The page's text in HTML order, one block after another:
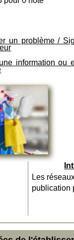
un problème /
information ou
Les
publication